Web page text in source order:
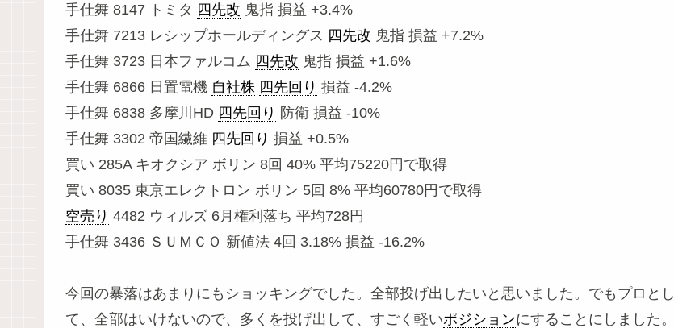
手仕舞 8147 トミタ 四先改 鬼指 損益 +3.4%
手仕舞 7213 レシップホールディングス 四先改 鬼指 損益 +7.2%
手仕舞 3723 日本ファルコム 四先改 鬼指 損益 +1.6%
手仕舞 6866 日置電機 自社株 四先回り 損益 -4.2%
手仕舞 6838 多摩川HD 四先回り 防衛 損益 -10%
手仕舞 3302 帝国繊維 四先回り 損益 +0.5%
買い 285A キオクシア ボリン 8回 40% 平均75220円で取得
買い 8035 東京エレクトロン ボリン 5回 8% 平均60780円で取得
空売り 4482 ウィルズ 6月権利落ち 平均728円
手仕舞 3436 ＳＵＭＣＯ 新値法 4回 3.18% 損益 -16.2%
今回の暴落はあまりにもショッキングでした。全部投げ出したいと思いました。でもプロとし
て、全部はいけないので、多くを投げ出して、すごく軽いポジションにすることにしました。